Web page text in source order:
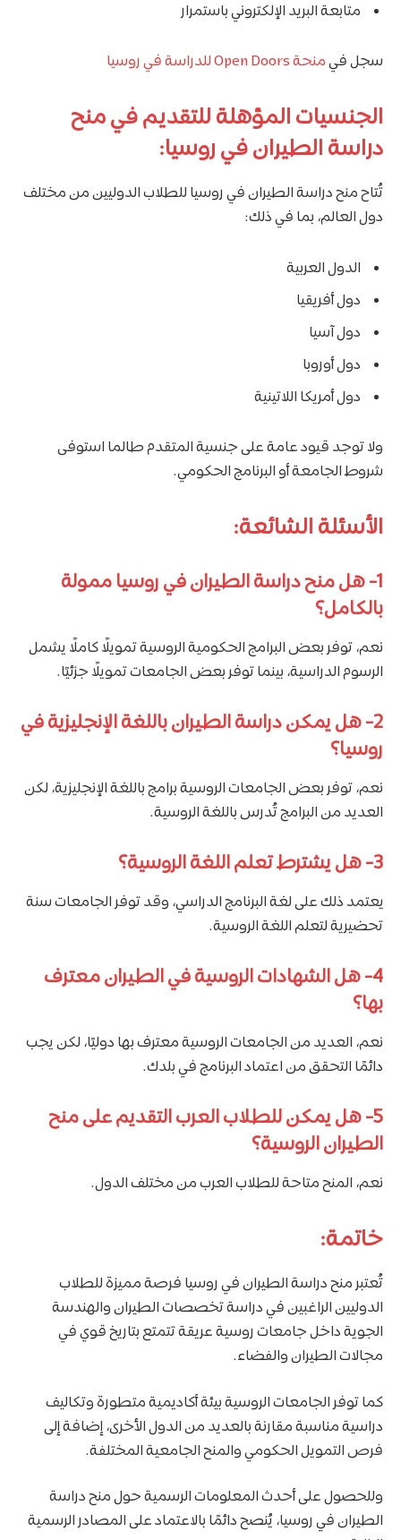
متابعة البريد الإلكتروني باستمرار
سجل فيمنحة Open Doors للدراسة في روسيا
الجنسيات المؤهلة للتقديم في منح
دراسة الطيران في روسيا:
تُتاح منح دراسة الطيران في روسيا للطلاب الدوليين من مختلف
دول العالم، بما في ذلك:
الدول العربية
دول أفريقيا
دول آسيا
دول أوروبا
دول أمريكا اللاتينية
ولا توجد قيود عامة على جنسية المتقدم طالما استوفى
شروط الجامعة أو البرنامج الحكومي.
الأسئلة الشائعة:
1- هل منح دراسة الطيران في روسيا ممولة
بالكامل؟
نعم، توفر بعض البرامج الحكومية الروسية تمويلًا كاملًا يشمل
الرسوم الدراسية، بينما توفر بعض الجامعات تمويلًا جزئيًا.
2- هل يمكن دراسة الطيران باللغة الإنجليزية في
روسيا؟
نعم، توفر بعض الجامعات الروسية برامج باللغة الإنجليزية، لكن
العديد من البرامج تُدرس باللغة الروسية.
3- هل يشترط تعلم اللغة الروسية؟
يعتمد ذلك على لغة البرنامج الدراسي، وقد توفر الجامعات سنة
تحضيرية لتعلم اللغة الروسية.
4- هل الشهادات الروسية في الطيران معترف
بها؟
نعم، العديد من الجامعات الروسية معترف بها دوليًا، لكن يجب
دائمًا التحقق من اعتماد البرنامج في بلدك.
5- هل يمكن للطلاب العرب التقديم على منح
الطيران الروسية؟
نعم، المنح متاحة للطلاب العرب من مختلف الدول.
خاتمة:
تُعتبر منح دراسة الطيران في روسيا فرصة مميزة للطلاب
الدوليين الراغبين في دراسة تخصصات الطيران والهندسة
الجوية داخل جامعات روسية عريقة تتمتع بتاريخ قوي في
مجالات الطيران والفضاء.
كما توفر الجامعات الروسية بيئة أكاديمية متطورة وتكاليف
دراسية مناسبة مقارنة بالعديد من الدول الأخرى، إضافة إلى
فرص التمويل الحكومي والمنح الجامعية المختلفة.
وللحصول على أحدث المعلومات الرسمية حول منح دراسة
الطيران في روسيا، يُنصح دائمًا بالاعتماد على المصادر الرسمية